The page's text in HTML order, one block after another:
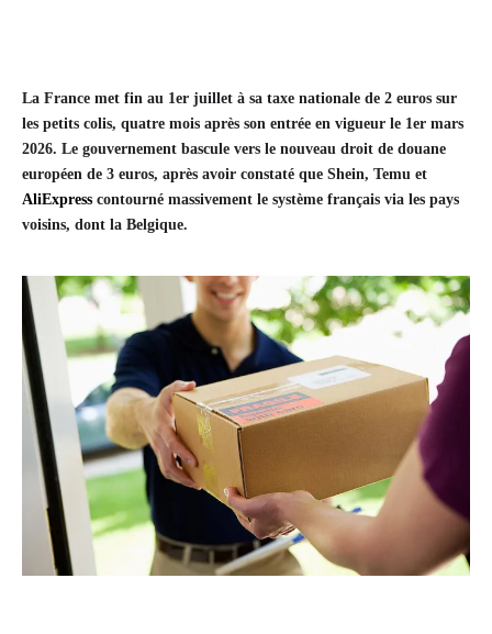
La France met fin au 1er juillet à sa taxe nationale de 2 euros sur
les petits colis, quatre mois après son entrée en vigueur le 1er mars
2026. Le gouvernement bascule vers le nouveau droit de douane
européen de 3 euros, après avoir constaté que Shein, Temu et
AliExpress contourné massivement le système français via les pays
voisins, dont la Belgique.